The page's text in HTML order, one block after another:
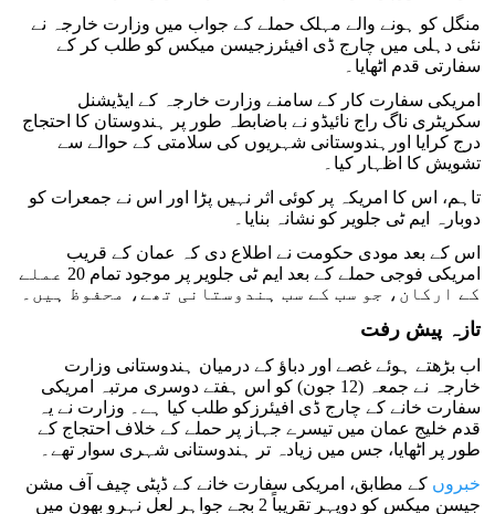
منگل کو ہونے والے مہلک حملے کے جواب میں وزارت خارجہ نے
نئی دہلی میں چارج ڈی افیئرزجیسن میکس کو طلب کر کے
سفارتی قدم اٹھایا۔
امریکی سفارت کار کے سامنے وزارت خارجہ کے ایڈیشنل
سکریٹری ناگ راج نائیڈو نے باضابطہ طور پر ہندوستان کا احتجاج
درج کرایا اورہندوستانی شہریوں کی سلامتی کے حوالے سے
تشویش کا اظہار کیا۔
تاہم، اس کا امریکہ پر کوئی اثر نہیں پڑا اور اس نے جمعرات کو
دوبارہ ایم ٹی جلویر کو نشانہ بنایا۔
اس کے بعد مودی حکومت نے اطلاع دی کہ عمان کے قریب
امریکی فوجی حملے کے بعد ایم ٹی جلویر پر موجود تمام 20 عملے
کے ارکان، جو سب کے سب ہندوستانی تھے، محفوظ ہیں۔
تازہ پیش رفت
اب بڑھتے ہوئے غصے اور دباؤ کے درمیان ہندوستانی وزارت
خارجہ نے جمعہ (12 جون) کو اس ہفتے دوسری مرتبہ امریکی
سفارت خانے کے چارج ڈی افیئرزکو طلب کیا ہے۔ وزارت نے یہ
قدم خلیج عمان میں تیسرے جہاز پر حملے کے خلاف احتجاج کے
طور پر اٹھایا، جس میں زیادہ تر ہندوستانی شہری سوار تھے۔
خبروں کے مطابق، امریکی سفارت خانے کے ڈپٹی چیف آف مشن
جیسن میکس کو دوپہر تقریباً 2 بجے جواہر لعل نہرو بھون میں